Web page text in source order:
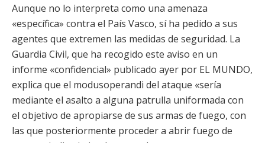
Aunque no lo interpreta como una amenaza
«específica» contra el País Vasco, sí ha pedido a sus
agentes que extremen las medidas de seguridad. La
Guardia Civil, que ha recogido este aviso en un
informe «confidencial» publicado ayer por EL MUNDO,
explica que el modusoperandi del ataque «sería
mediante el asalto a alguna patrulla uniformada con
el objetivo de apropiarse de sus armas de fuego, con
las que posteriormente proceder a abrir fuego de